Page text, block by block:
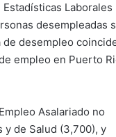
Laborales
desempleadas
de desempleo
empleo en Puerto
Asalariado no
de Salud (3,700), y